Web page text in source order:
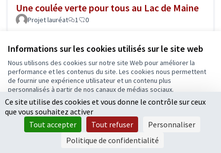
Informations sur les cookies utilisés sur le site web
Nous utilisons des cookies sur notre site Web pour améliorer la
performance et les contenus du site. Les cookies nous permettent
de fournir une expérience utilisateur et un contenu plus
personnalisés à partir de nos canaux de médias sociaux.
Tout accepter
Accepter seulement les cookies essentiels
Paramètres
Une coulée verte pour tous au Lac de Maine
Projet lauréat 1 0
Ce site utilise des cookies et vous donne le contrôle sur ceux
que vous souhaitez activer
Tout accepter
Tout refuser
Personnaliser
Politique de confidentialité